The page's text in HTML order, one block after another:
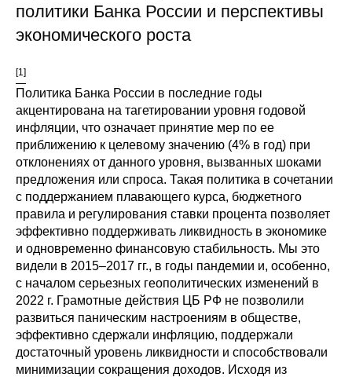
Регулярные прогнозы
Квартальный прогноз
Краткосрочный прогноз
Оценка индекса промышленного
производства
Российская Система Климатического
Мониторинга
Центр «Климатическая политика и
экономика России»
Образование и карьера
Кафедра МФТИ
Кафедра МАДИ
политики Банка России и перспективы
экономического роста
[1]
Политика Банка России в последние годы
акцентирована на тагетировании уровня годовой
инфляции, что означает принятие мер по ее
приближению к целевому значению (4% в год) при
отклонениях от данного уровня, вызванных шоками
предложения или спроса. Такая политика в сочетании
с поддержанием плавающего курса, бюджетного
правила и регулирования ставки процента позволяет
эффективно поддерживать ликвидность в экономике
и одновременно финансовую стабильность. Мы это
видели в 2015–2017 гг., в годы пандемии и, особенно,
с началом серьезных геополитических изменений в
2022 г. Грамотные действия ЦБ РФ не позволили
развиться паническим настроениям в обществе,
эффективно сдержали инфляцию, поддержали
достаточный уровень ликвидности и способствовали
минимизации сокращения доходов. Исходя из